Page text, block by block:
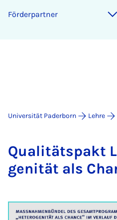
För­der­part­ner
Universität Paderborn Lehre
Qua­li­täts­pakt
ge­ni­tät als